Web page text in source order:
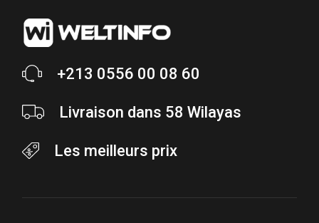
+213 0556 00 08 60
Livraison dans 58 Wilayas
Les meilleurs prix